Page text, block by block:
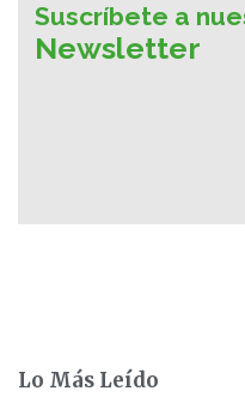
Suscríbete a
Newsletter
Lo Más Leído